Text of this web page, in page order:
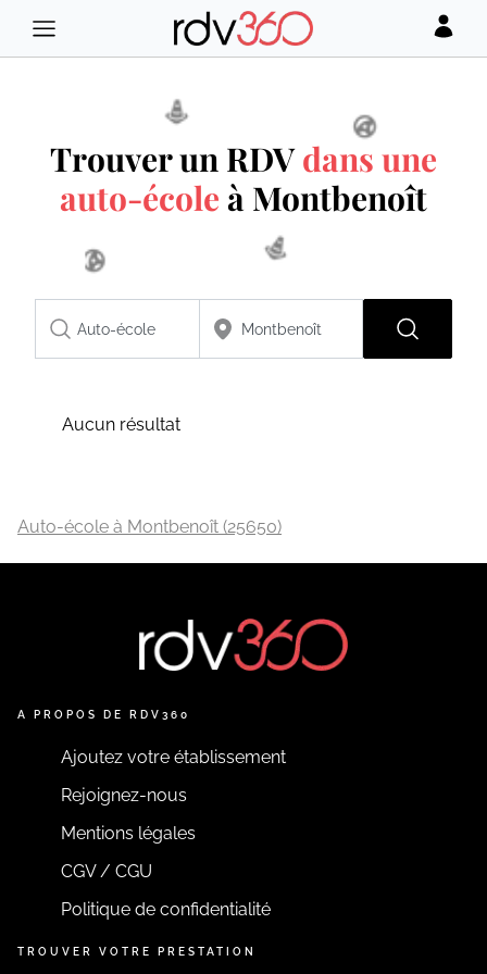
Trouver un RDVdans une
auto-école à Montbenoît
Aucun résultat
Auto-école à Montbenoît (25650)
A PROPOS DE RDV360
Ajoutez votre établissement
Rejoignez-nous
Mentions légales
CGV / CGU
Politique de confidentialité
TROUVER VOTRE PRESTATION